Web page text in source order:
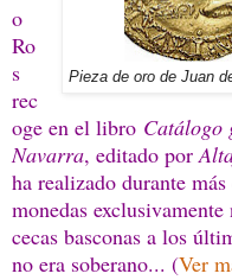
Pieza de oro de Juan
o
Ro
s
rec
oge en el libro Catálogo
Navarra, editado por
ha realizado durante
monedas
cecas basconas a los
no era soberano... (Ver